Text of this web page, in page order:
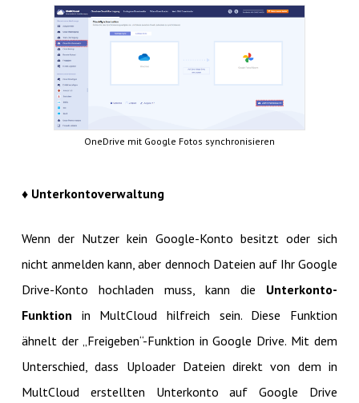
OneDrive mit Google Fotos synchronisieren
♦ Unterkontoverwaltung
Wenn der Nutzer kein Google-Konto besitzt oder sich
nicht anmelden kann, aber dennoch Dateien auf Ihr Google
Drive-Konto hochladen muss, kann die Unterkonto-
Funktion in MultCloud hilfreich sein. Diese Funktion
ähnelt der „Freigeben“-Funktion in Google Drive. Mit dem
Unterschied, dass Uploader Dateien direkt von dem in
MultCloud erstellten Unterkonto auf Google Drive